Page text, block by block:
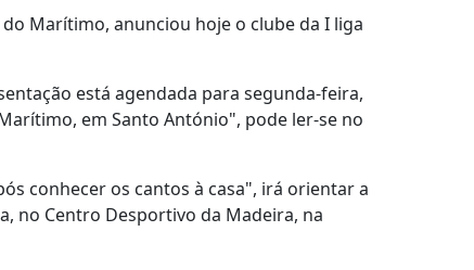
Marítimo, anunciou hoje o clube da I liga
está agendada para segunda-feira,
em Santo António", pode ler-se no
conhecer os cantos à casa", irá orientar a
no Centro Desportivo da Madeira, na